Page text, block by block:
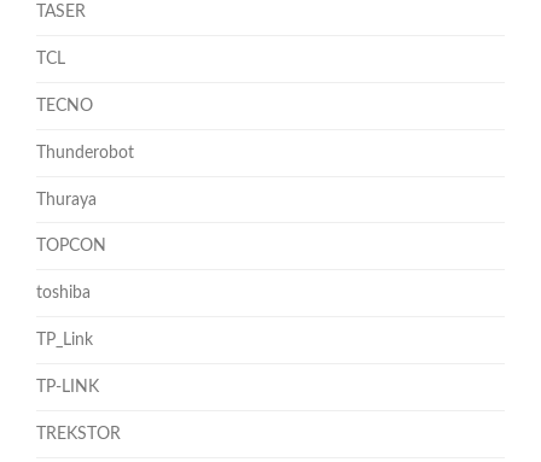
TASER
TCL
TECNO
Thunderobot
Thuraya
TOPCON
toshiba
TP_Link
TP-LINK
TREKSTOR